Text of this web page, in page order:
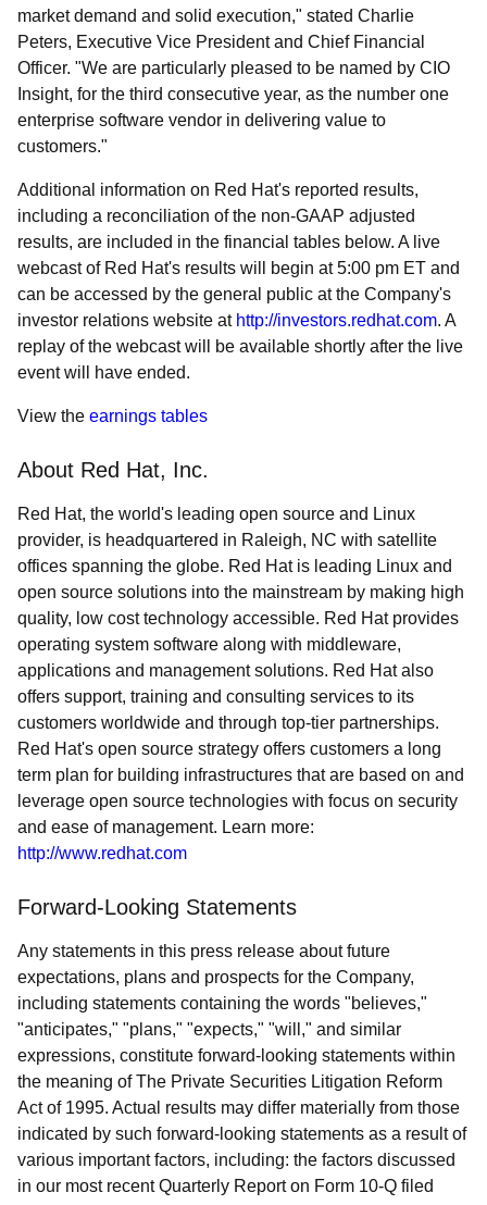
market demand and solid execution," stated Charlie
Peters, Executive Vice President and Chief Financial
Officer. "We are particularly pleased to be named by CIO
Insight, for the third consecutive year, as the number one
enterprise software vendor in delivering value to
customers."
Additional information on Red Hat's reported results,
including a reconciliation of the non-GAAP adjusted
results, are included in the financial tables below. A live
webcast of Red Hat's results will begin at 5:00 pm ET and
can be accessed by the general public at the Company's
investor relations website at http://investors.redhat.com. A
replay of the webcast will be available shortly after the live
event will have ended.
View the earnings tables
About Red Hat, Inc.
Red Hat, the world's leading open source and Linux
provider, is headquartered in Raleigh, NC with satellite
offices spanning the globe. Red Hat is leading Linux and
open source solutions into the mainstream by making high
quality, low cost technology accessible. Red Hat provides
operating system software along with middleware,
applications and management solutions. Red Hat also
offers support, training and consulting services to its
customers worldwide and through top-tier partnerships.
Red Hat's open source strategy offers customers a long
term plan for building infrastructures that are based on and
leverage open source technologies with focus on security
and ease of management. Learn more:
http://www.redhat.com
Forward-Looking Statements
Any statements in this press release about future
expectations, plans and prospects for the Company,
including statements containing the words "believes,"
"anticipates," "plans," "expects," "will," and similar
expressions, constitute forward-looking statements within
the meaning of The Private Securities Litigation Reform
Act of 1995. Actual results may differ materially from those
indicated by such forward-looking statements as a result of
various important factors, including: the factors discussed
in our most recent Quarterly Report on Form 10-Q filed